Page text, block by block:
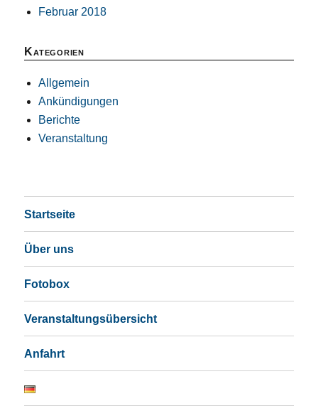
Februar 2018
Kategorien
Allgemein
Ankündigungen
Berichte
Veranstaltung
Startseite
Über uns
Fotobox
Veranstaltungsübersicht
Anfahrt